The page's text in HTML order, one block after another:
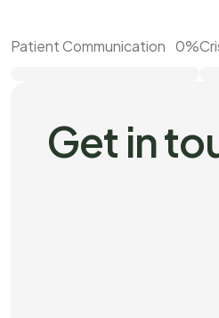
Patient Communication 0%
Get in